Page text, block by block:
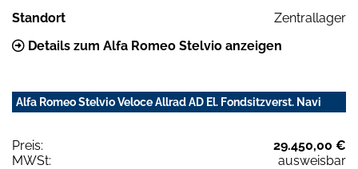
Standort
Zentrallager
Details zum Alfa Romeo Stelvio anzeigen
Alfa Romeo Stelvio Veloce Allrad AD El. Fondsitzverst. Navi
Preis:
29.450,00 €
MWSt:
ausweisbar